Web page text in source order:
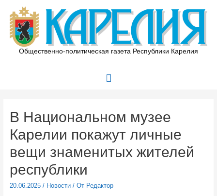
содержимому
Общественно-политическая газета Республики Карелия
Главное
В Национальном музее
Карелии покажут личные
вещи знаменитых жителей
республики
20.06.2025/ Новости/ От Редактор